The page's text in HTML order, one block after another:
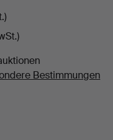
Bestimmungen